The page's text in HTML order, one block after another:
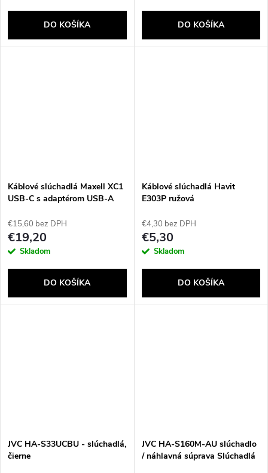
DO KOŠÍKA DO KOŠÍKA
Káblové slúchadlá Maxell XC1
USB-C s adaptérom USB-A
€15,60 bez DPH
€19,20
Skladom
DO KOŠÍKA
Káblové slúchadlá Havit
E303P ružová
€4,30 bez DPH
€5,30
Skladom
DO KOŠÍKA
JVC HA-S33UCBU - slúchadlá,
čierne
JVC HA-S160M-AU slúchadlo
/ náhlavná súprava Slúchadlá